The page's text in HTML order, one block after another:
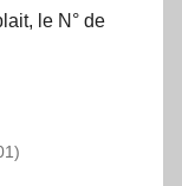
le N° de